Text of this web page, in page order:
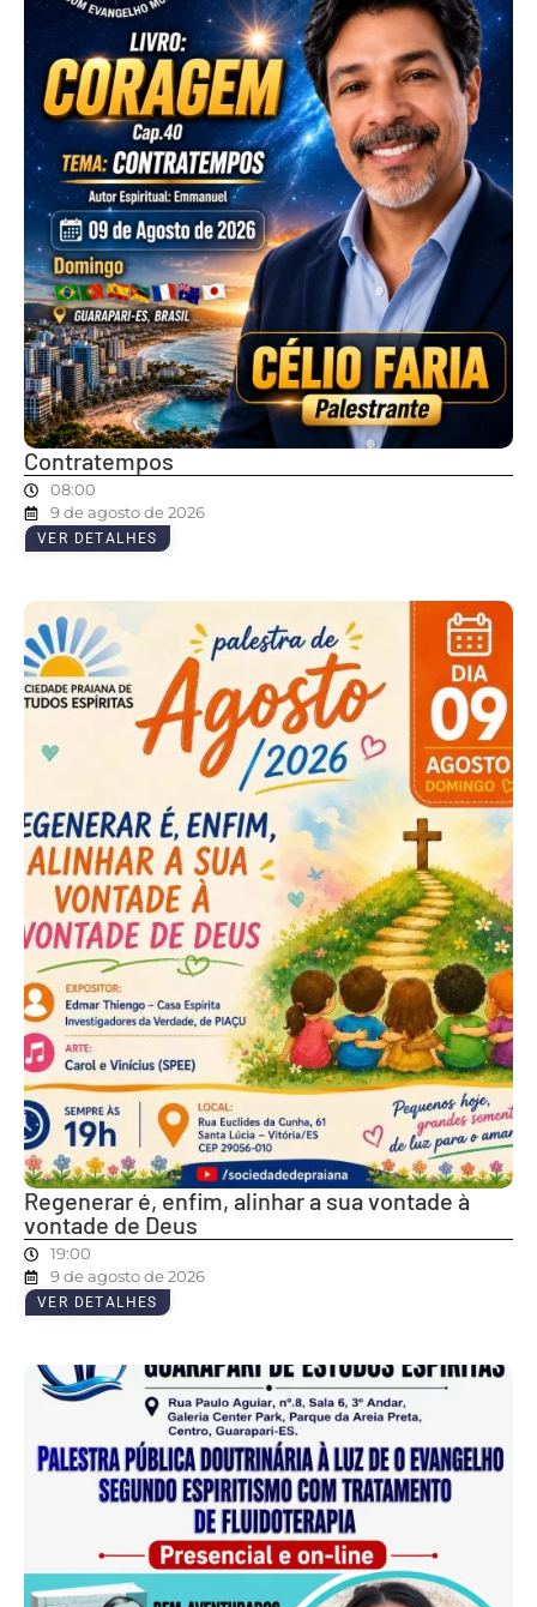
Contratempos
08:00
9 de agosto de 2026
VER DETALHES
Regenerar é, enfim, alinhar a sua vontade à
vontade de Deus
19:00
9 de agosto de 2026
VER DETALHES